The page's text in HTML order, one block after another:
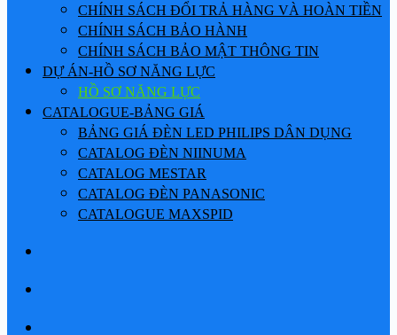
CHÍNH SÁCH ĐỔI TRẢ HÀNG VÀ HOÀN TIỀN
CHÍNH SÁCH BẢO HÀNH
CHÍNH SÁCH BẢO MẬT THÔNG TIN
DỰ ÁN-HỒ SƠ NĂNG LỰC
HỒ SƠ NĂNG LỰC
CATALOGUE-BẢNG GIÁ
BẢNG GIÁ ĐÈN LED PHILIPS DÂN DỤNG
CATALOG ĐÈN NIINUMA
CATALOG MESTAR
CATALOG ĐÈN PANASONIC
CATALOGUE MAXSPID